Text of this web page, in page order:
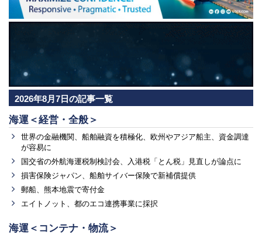
2026年8月7日の記事一覧
海運＜経営・全般＞
世界の金融機関、船舶融資を積極化、欧州やアジア船主、資金調達
が容易に
国交省の外航海運税制検討会、入港税「とん税」見直しが論点に
損害保険ジャパン、船舶サイバー保険で新補償提供
郵船、熊本地震で寄付金
エイトノット、都のエコ連携事業に採択
海運＜コンテナ・物流＞